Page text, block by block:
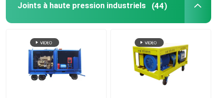
Joints à haute pression industriels (44)